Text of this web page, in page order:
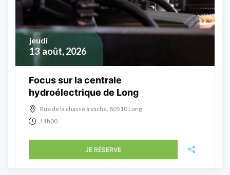
13 août, 2026
jeudi
Focus sur la centrale
hydroélectrique de Long
Rue de la chasse à vache, 80510 Long
11h00
JE RÉSERVE